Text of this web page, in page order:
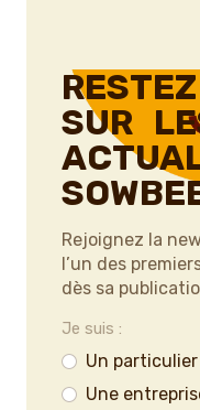
SUR
Rejoignez la
l’un des
dès sa
Je suis :
Un particulier
Une